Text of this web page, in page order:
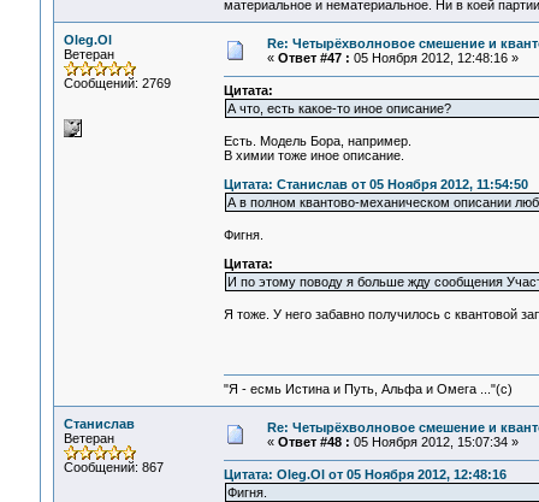
материальное и нематериальное. Ни в коей
Oleg.Ol
Ветеран
Сообщений: 2769
Re: Четырёхволновое смешение и
« Ответ #47 : 05 Ноября 2012, 12:48:16 »
Цитата:
А что, есть какое-то иное описание?
Есть. Модель Бора, например.
В химии тоже иное описание.
Цитата: Станислав от 05 Ноября 2012, 11:54:50
А в полном квантово-механическом описании
Фигня.
Цитата:
И по этому поводу я больше жду сообщения
Я тоже. У него забавно получилось с квантовой
"Я - есмь Истина и Путь, Альфа и Омега ..."(с)
Станислав
Ветеран
Сообщений: 867
Re: Четырёхволновое смешение и
« Ответ #48 : 05 Ноября 2012, 15:07:34 »
Цитата: Oleg.Ol от 05 Ноября 2012, 12:48:16
Фигня.